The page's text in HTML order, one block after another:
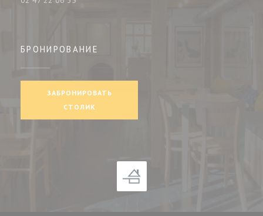
БРОНИРОВАНИЕ
ЗАБРОНИРОВАТЬ
СТОЛИК